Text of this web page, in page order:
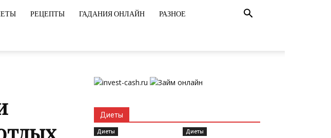
РЕЦЕПТЫ ГАДАНИЯ ОНЛАЙН РАЗНОЕ
Диеты
Диеты Диеты